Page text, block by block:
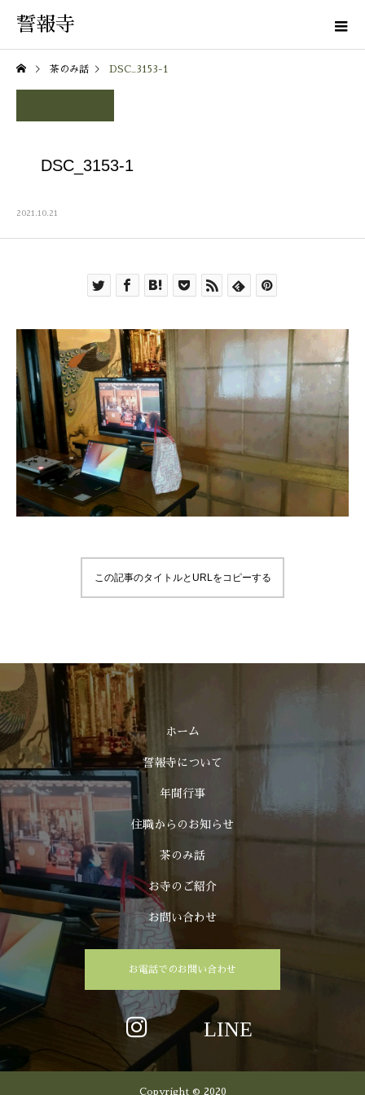
誓報寺
茶のみ話 DSC_3153-1
DSC_3153-1
2021.10.21
この記事のタイトルとURLをコピーする
ホーム
誓報寺について
年間行事
住職からのお知らせ
茶のみ話
お寺のご紹介
お問い合わせ
お電話でのお問い合わせ
Copyright © 2020